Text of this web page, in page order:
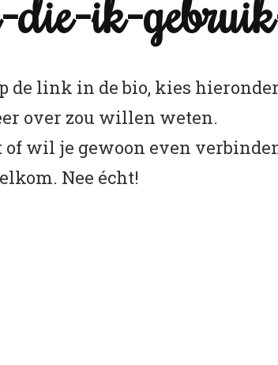
de link in de bio, kies hieronder
over zou willen weten.
wil je gewoon even
Nee écht!